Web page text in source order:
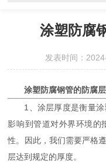
涂塑防腐
发表时间：
涂塑防腐钢管的防腐
1、涂层厚度是衡量
影响到管道对外界环境的
性。因此，我们需要严格
层达到规定的厚度。